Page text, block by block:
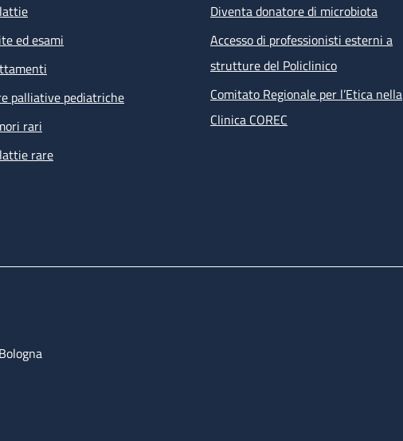
ed esami
palliative pediatriche
rari
rare
Diventa donatore di microbiota
Accesso di professionisti esterni a
strutture del Policlinico
Comitato Regionale per l’Etica nella
Clinica COREC